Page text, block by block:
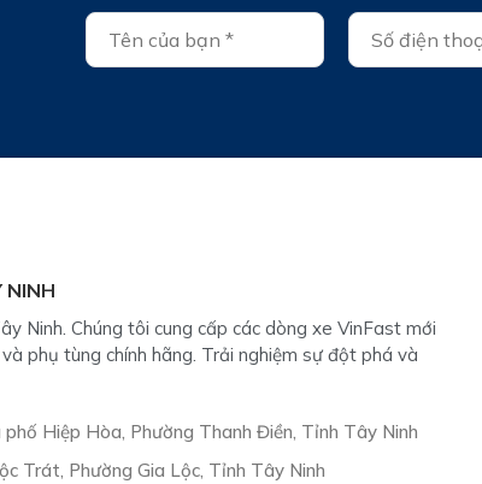
NINH
Ninh. Chúng tôi cung cấp các dòng xe VinFast mới
phụ tùng chính hãng. Trải nghiệm sự đột phá và
Hiệp Hòa, Phường Thanh Điền, Tỉnh Tây Ninh
Trát, Phường Gia Lộc, Tỉnh Tây Ninh